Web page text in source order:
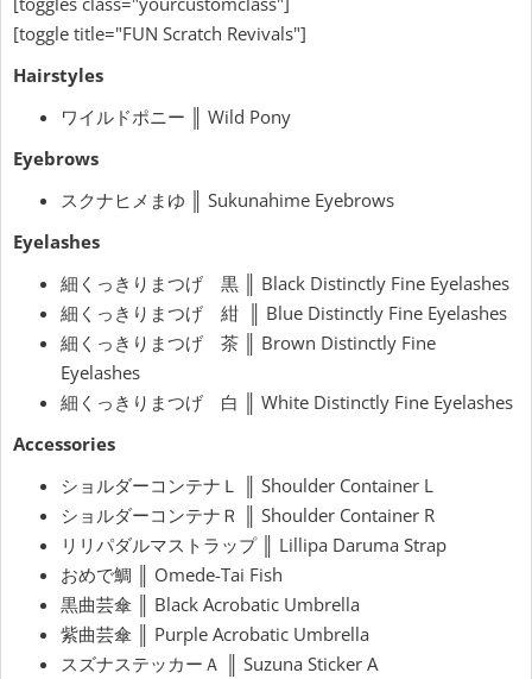
[toggle title="FUN Scratch Revivals"]
Hairstyles
ワイルドポニー ║ Wild Pony
Eyebrows
スクナヒメまゆ ║ Sukunahime Eyebrows
Eyelashes
細くっきりまつげ 黒 ║ Black Distinctly Fine Eyelashes
細くっきりまつげ 紺 ║ Blue Distinctly Fine Eyelashes
細くっきりまつげ 茶 ║ Brown Distinctly Fine
Eyelashes
細くっきりまつげ 白 ║ White Distinctly Fine Eyelashes
Accessories
ショルダーコンテナＬ ║ Shoulder Container L
ショルダーコンテナＲ ║ Shoulder Container R
リリパダルマストラップ ║ Lillipa Daruma Strap
おめで鯛 ║ Omede-Tai Fish
黒曲芸傘 ║ Black Acrobatic Umbrella
紫曲芸傘 ║ Purple Acrobatic Umbrella
スズナステッカーＡ ║ Suzuna Sticker A